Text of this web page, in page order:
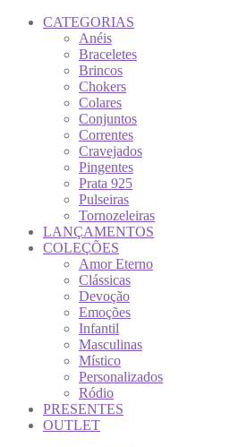
CATEGORIAS
Anéis
Braceletes
Brincos
Chokers
Colares
Conjuntos
Correntes
Cravejados
Pingentes
Prata 925
Pulseiras
Tornozeleiras
LANÇAMENTOS
COLEÇÕES
Amor Eterno
Clássicas
Devoção
Emoções
Infantil
Masculinas
Místico
Personalizados
Ródio
PRESENTES
OUTLET